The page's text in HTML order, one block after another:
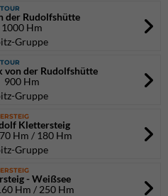
der Rudolfshütte
1000 Hm
Gruppe
von der Rudolfshütte
900 Hm
Gruppe
Klettersteig
Hm / 180 Hm
Gruppe
- Weißsee
Hm / 250 Hm